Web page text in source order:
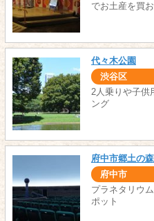
でお土産を買お
代々木公園
渋谷区
2人乗りや子供
ング
府中市郷土の
府中市
プラネタリウ
ポット